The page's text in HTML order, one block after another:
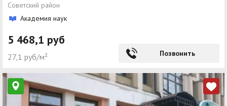
Советский район
Академия наук
5 468,1 руб
27,1 руб/м² Позвонить